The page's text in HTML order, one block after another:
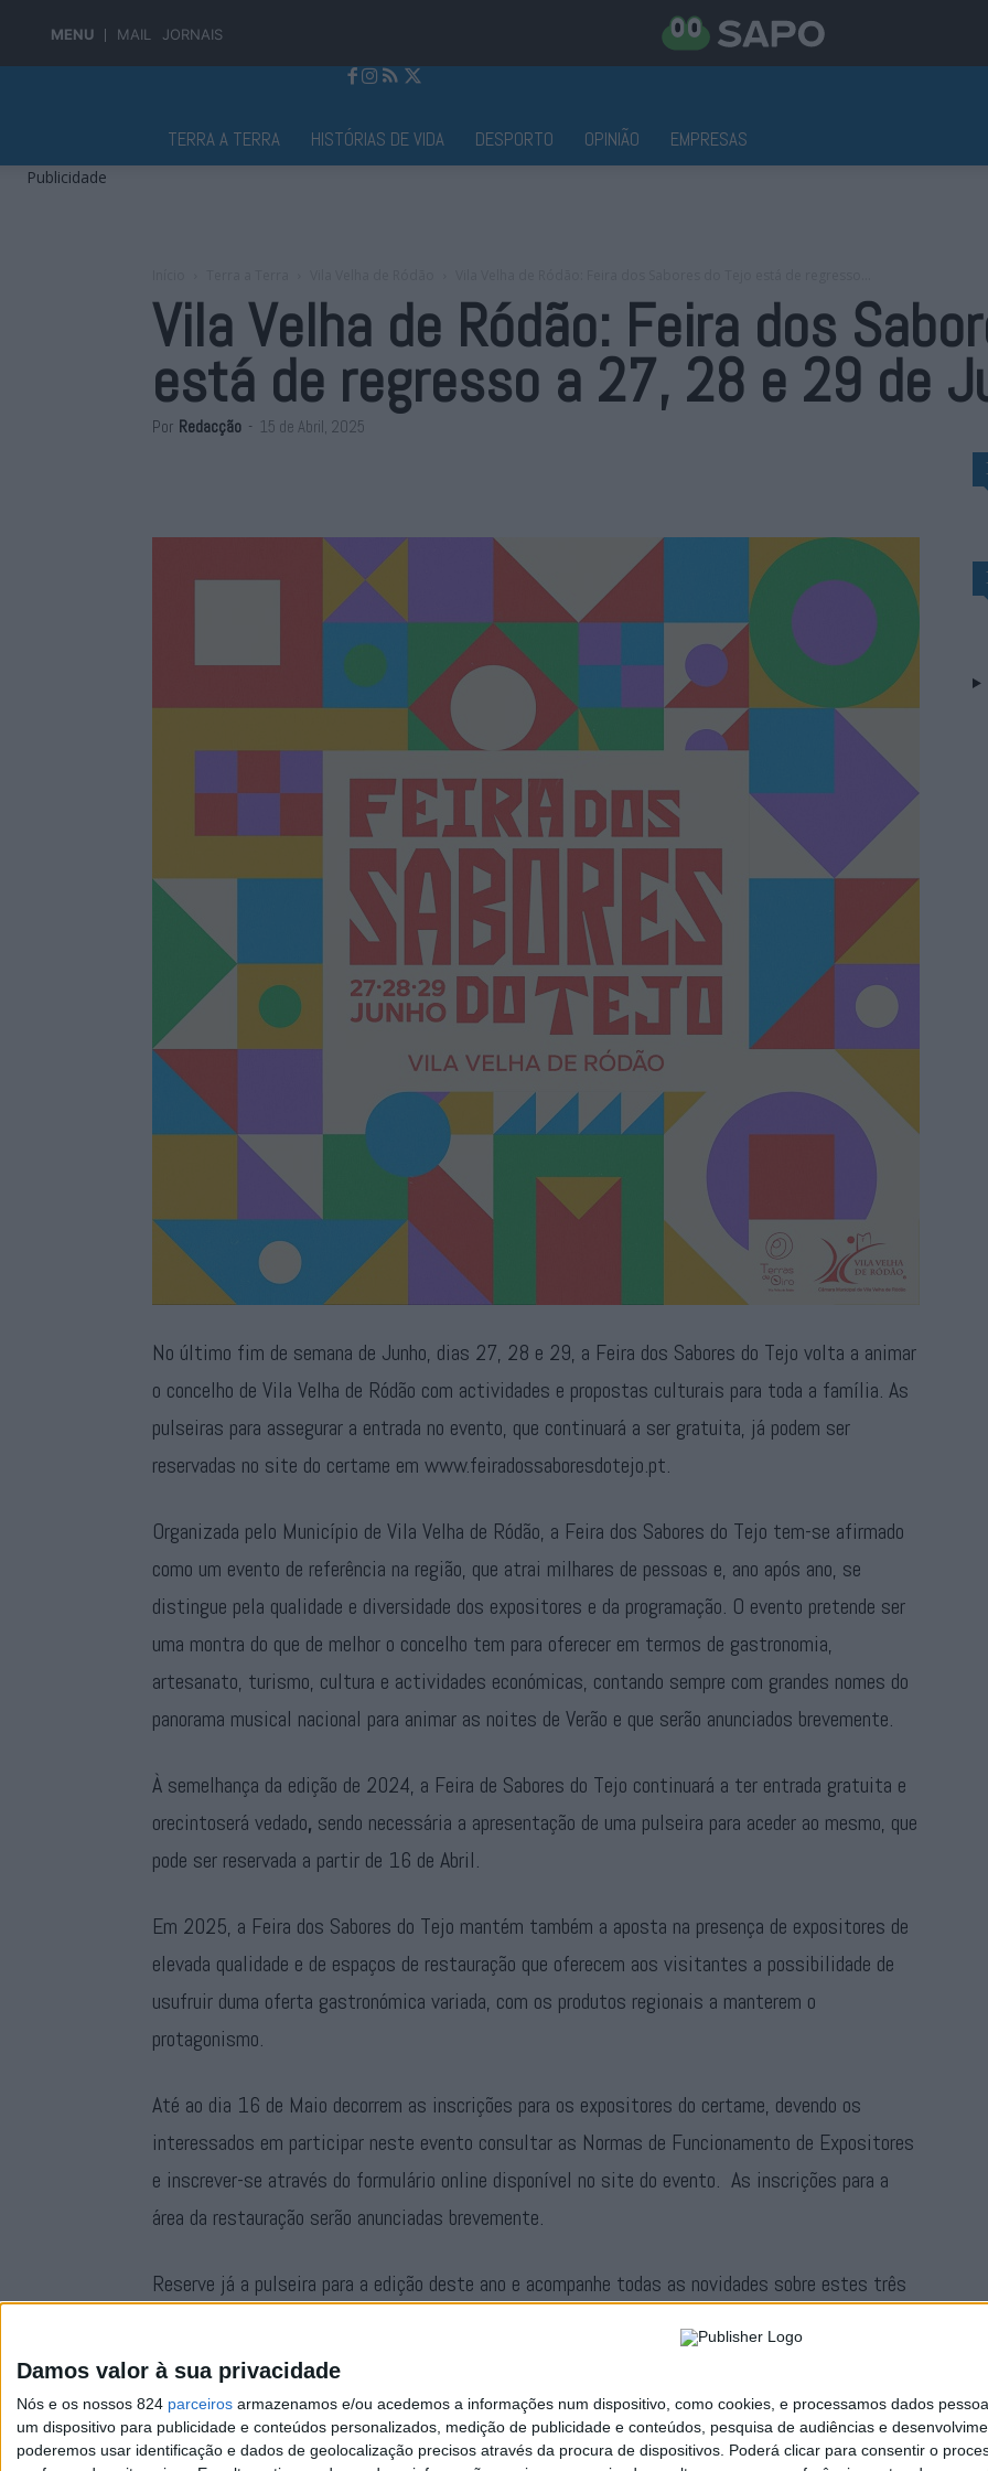
Damos valor à sua privacidade
Nós e os nossos 824 parceiros armazenamos e/ou acedemos a informações num dispositivo, como cookies, e processamos dados
um dispositivo para publicidade e conteúdos personalizados, medição de publicidade e conteúdos, pesquisa de audiências e
poderemos usar identificação e dados de geolocalização precisos através da procura de dispositivos. Poderá clicar para consentir o
MENU MAIL JORNAIS
TERRA A TERRA HISTÓRIAS DE VIDA DESPORTO OPINIÃO EMPRESAS
Publicidade
Vila Velha de Ródão: Feira dos
está de regresso a 27, 28 e 29 de
Por Redacção - 15 de Abril, 2025
No último fim de semana de Junho, dias 27, 28 e 29, a Feira dos Sabores do Tejo volta a animar
o concelho de Vila Velha de Ródão com actividades e propostas culturais para toda a família. As
pulseiras para assegurar a entrada no evento, que continuará a ser gratuita, já podem ser
reservadas no site do certame em www.feiradossaboresdotejo.pt.
Organizada pelo Município de Vila Velha de Ródão, a Feira dos Sabores do Tejo tem-se afirmado
como um evento de referência na região, que atrai milhares de pessoas e, ano após ano, se
distingue pela qualidade e diversidade dos expositores e da programação. O evento pretende ser
uma montra do que de melhor o concelho tem para oferecer em termos de gastronomia,
artesanato, turismo, cultura e actividades económicas, contando sempre com grandes nomes do
panorama musical nacional para animar as noites de Verão e que serão anunciados brevemente.
À semelhança da edição de 2024, a Feira de Sabores do Tejo continuará a ter entrada gratuita e
orecintoserá vedado, sendo necessária a apresentação de uma pulseira para aceder ao mesmo, que
pode ser reservada a partir de 16 de Abril.
Em 2025, a Feira dos Sabores do Tejo mantém também a aposta na presença de expositores de
elevada qualidade e de espaços de restauração que oferecem aos visitantes a possibilidade de
usufruir duma oferta gastronómica variada, com os produtos regionais a manterem o
protagonismo.
Até ao dia 16 de Maio decorrem as inscrições para os expositores do certame, devendo os
interessados em participar neste evento consultar as Normas de Funcionamento de Expositores
e inscrever-se através do formulário online disponível no site do evento. As inscrições para a
área da restauração serão anunciadas brevemente.
Reserve já a pulseira para a edição deste ano e acompanhe todas as novidades sobre estes três
Município de Vila Velha de Ródão.
Publicidade